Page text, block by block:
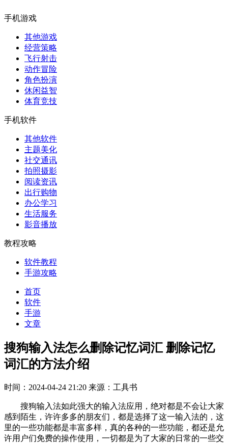
手机游戏
其他游戏
经营策略
飞行射击
动作冒险
角色扮演
休闲益智
体育竞技
手机软件
其他软件
主题美化
社交通讯
拍照摄影
阅读资讯
出行购物
办公学习
生活服务
影音播放
教程攻略
软件教程
手游攻略
首页
软件
手游
文章
搜狗输入法怎么删除记忆词汇 删除记忆
词汇的方法介绍
时间：2024-04-24 21:20 来源：工具书
搜狗输入法如此强大的输入法应用，绝对都是不会让大家
感到陌生，许许多多的朋友们，都是选择了这一输入法的，这
里的一些功能都是丰富多样，真的各种的一些功能，都还是允
许用户们免费的操作使用，一切都是为了大家的日常的一些交